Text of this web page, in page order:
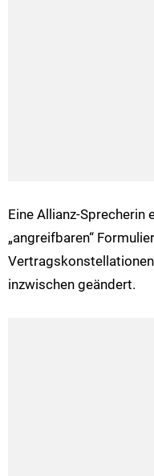
Eine Allianz-Sprecherin
„angreifbaren“
inzwischen geändert.